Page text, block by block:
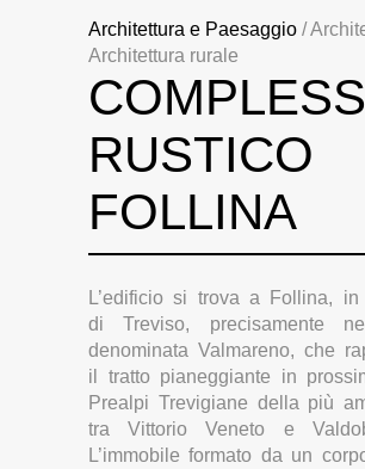
Architettura e Paesaggio /
Architettura rurale
RUSTICO
FOLLINA
L’edificio si trova a Follina, in
di Treviso, precisamente
denominata Valmareno, che
il tratto pianeggiante in
Prealpi Trevigiane della più
tra Vittorio Veneto e
L’immobile formato da un